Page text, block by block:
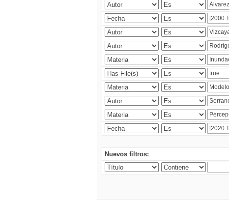
Nuevos filtros: